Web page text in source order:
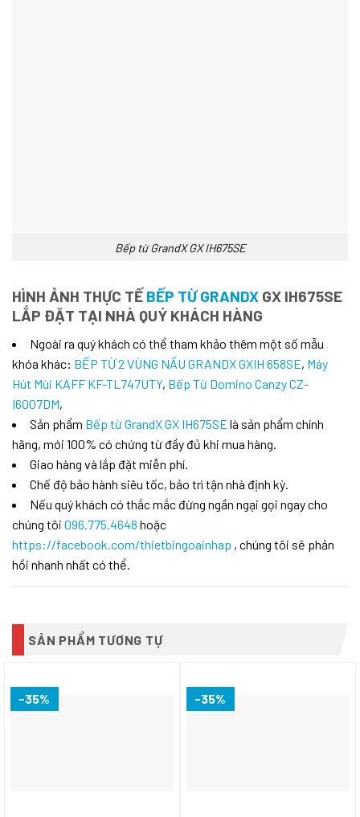
Bếp từ GrandX GX IH675SE
HÌNH ẢNH THỰC TẾ BẾP TỪ GRANDX GX IH675SE
LẮP ĐẶT TẠI NHÀ QUÝ KHÁCH HÀNG
Ngoài ra quý khách có thể tham khảo thêm một số mẫu
khóa khác: BẾP TỪ 2 VÙNG NẤU GRANDX GXIH 658SE, Máy
Hút Mùi KAFF KF-TL747UTY, Bếp Từ Domino Canzy CZ-
I6007DM,
Sản phẩm Bếp từ GrandX GX IH675SE là sản phẩm chính
hãng, mới 100% có chứng từ đầy đủ khi mua hàng.
Giao hàng và lắp đặt miễn phí.
Chế độ bảo hành siêu tốc, bảo trì tận nhà định kỳ.
Nếu quý khách có thắc mắc đừng ngần ngại gọi ngay cho
chúng tôi 096.775.4648 hoặc
https://facebook.com/thietbingoainhap , chúng tôi sẽ phản
hồi nhanh nhất có thể.
SẢN PHẨM TƯƠNG TỰ
-35% -35%